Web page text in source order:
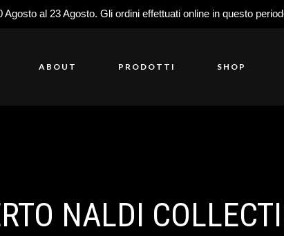
al 23 Agosto. Gli ordini effettuati online in questo
ABOUT PRODOTTI SHOP
NALDI